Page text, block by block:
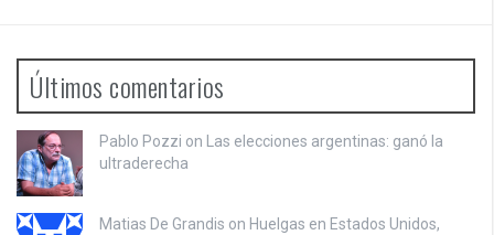
Últimos comentarios
Pablo Pozzi on
Las elecciones argentinas: ganó la
ultraderecha
Matias De Grandis on Huelgas en Estados Unidos,